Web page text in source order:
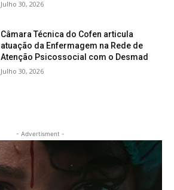
Julho 30, 2026
Câmara Técnica do Cofen articula
atuação da Enfermagem na Rede de
Atenção Psicossocial com o Desmad
Julho 30, 2026
- Advertisment -